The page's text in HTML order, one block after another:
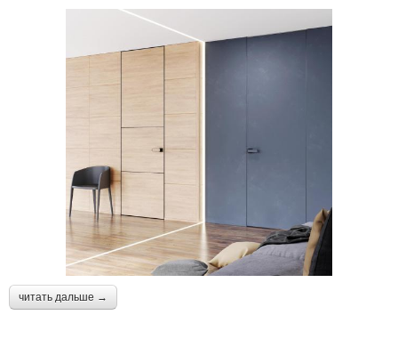
читать дальше →